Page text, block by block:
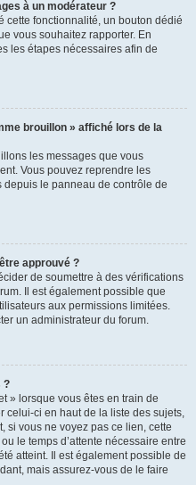
à un modérateur ?
cette fonctionnalité, un bouton dédié
vous souhaitez rapporter. En
les étapes nécessaires afin de
brouillon » affiché lors de la
les messages que vous
Vous pouvez reprendre les
le panneau de contrôle de
approuvé ?
de soumettre à des vérifications
Il est également possible que
aux permissions limitées.
un administrateur du forum.
?
» lorsque vous êtes en train de
celui-ci en haut de la liste des sujets,
si vous ne voyez pas ce lien, cette
le temps d’attente nécessaire entre
atteint. Il est également possible de
mais assurez-vous de le faire